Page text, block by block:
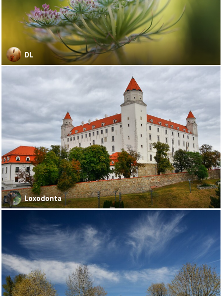
DL
Loxodonta